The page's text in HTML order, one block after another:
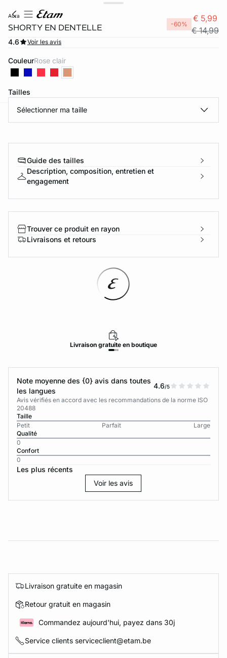
aura
SHORTY EN DENTELLE -60%
€ 5,99
€ 14,99
4.6 Voir les avis
Couleur rose clair
Tailles
Sélectionner ma taille
Guide des tailles
Description, composition, entretien et
engagement
Trouver ce produit en rayon
Livraisons et retours
Livraison gratuite en boutique
Note moyenne des {0} avis dans toutes
les langues
4.6/5
Avis vérifiés en accord avec les recommandations de la norme ISO
20488
Taille
Petit
Parfait
Large
Qualité
0
Confort
0
Les plus récents
Voir les avis
Livraison gratuite en magasin
Retour gratuit en magasin
Commandez aujourd'hui, payez dans 30j
Service clients serviceclient@etam.be